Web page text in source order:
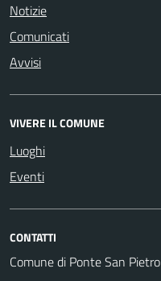
Notizie
Comunicati
Avvisi
VIVERE IL COMUNE
Luoghi
Eventi
CONTATTI
Comune di Ponte San Pietro